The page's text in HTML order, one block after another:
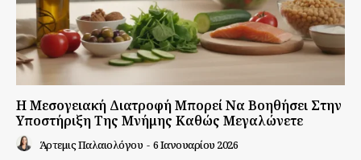
Η Μεσογειακή Διατροφή Μπορεί Να Βοηθήσει Στην
Υποστήριξη Της Μνήμης Καθώς Μεγαλώνετε
Άρτεμις Παλαιολόγου - 6 Ιανουαρίου 2026